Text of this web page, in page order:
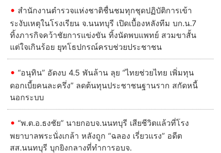
สำนักงานตำรวจแห่งชาติชื่นชมทุกชุดปฏิบัติการเข้า
ระงับเหตุในโรงเรียน จ.นนทบุรี เปิดเบื้องหลังทีม บก.น.7
ทิ้งภารกิจคว้าชัยการแข่งขัน ทิ้งนัดพบแพทย์ สวมขาสั้น
แต่ใจเกินร้อย ยุทโธปกรณ์ครบช่วยประชาชน
“อนุทิน” อัดงบ 4.5 พันล้าน ลุย “ไทยช่วยไทย เพิ่มทุน
ดอกเบี้ยคนละครึ่ง” ลดต้นทุนประชาชนฐานราก สกัดหนี้
นอกระบบ
“พ.ต.อ.ธงชัย” นายกอบจ.นนทบุรี เสียชีวิตแล้วที่โรง
พยาบาลพระนั่งเกล้า หลังถูก “ฉลอง เรี่ยวแรง” อดีต
สส.นนทบุรี บุกยิงกลางที่ทำการอบจ.